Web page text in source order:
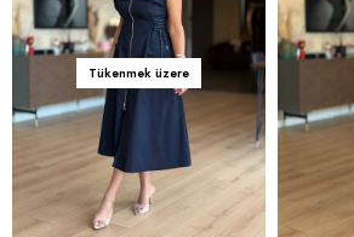
Tükenmek üzere